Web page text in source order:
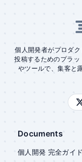
個人開発者がプロダ
投稿するためのプラ
やツールで、集客と
Documents
個人開発 完全ガイド